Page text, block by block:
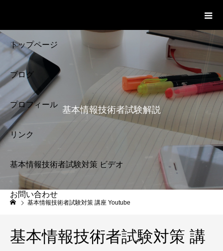
トップページ
ブログ
プロフィール
リンク
基本情報技術者試験対策 ビデオ
お問い合わせ
基本情報技術者試験
基本情報技術者試験解説
基本情報技術者試験対策 講座 Youtube
基本情報技術者試験対策 講